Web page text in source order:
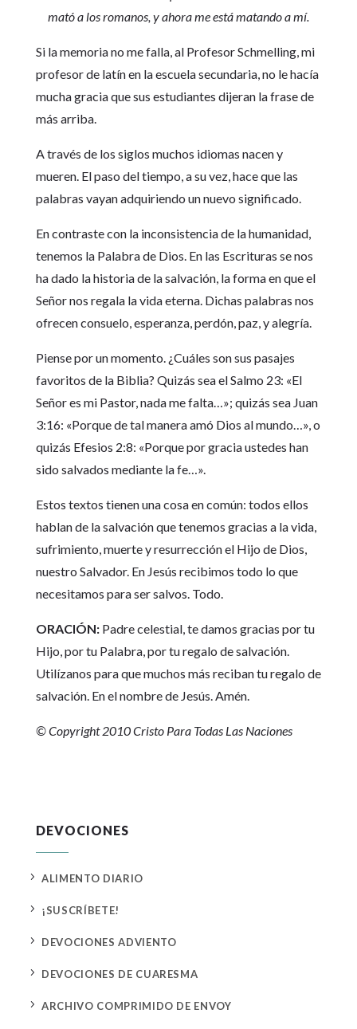
mató a los romanos, y ahora me está matando a mí.
Si la memoria no me falla, al Profesor Schmelling, mi
profesor de latín en la escuela secundaria, no le hacía
mucha gracia que sus estudiantes dijeran la frase de
más arriba.
A través de los siglos muchos idiomas nacen y
mueren. El paso del tiempo, a su vez, hace que las
palabras vayan adquiriendo un nuevo significado.
En contraste con la inconsistencia de la humanidad,
tenemos la Palabra de Dios. En las Escrituras se nos
ha dado la historia de la salvación, la forma en que el
Señor nos regala la vida eterna. Dichas palabras nos
ofrecen consuelo, esperanza, perdón, paz, y alegría.
Piense por un momento. ¿Cuáles son sus pasajes
favoritos de la Biblia? Quizás sea el Salmo 23: «El
Señor es mi Pastor, nada me falta…»; quizás sea Juan
3:16: «Porque de tal manera amó Dios al mundo…», o
quizás Efesios 2:8: «Porque por gracia ustedes han
sido salvados mediante la fe…».
Estos textos tienen una cosa en común: todos ellos
hablan de la salvación que tenemos gracias a la vida,
sufrimiento, muerte y resurrección el Hijo de Dios,
nuestro Salvador. En Jesús recibimos todo lo que
necesitamos para ser salvos. Todo.
ORACIÓN:Padre celestial, te damos gracias por tu
Hijo, por tu Palabra, por tu regalo de salvación.
Utilízanos para que muchos más reciban tu regalo de
salvación. En el nombre de Jesús. Amén.
© Copyright 2010 Cristo Para Todas Las Naciones
DEVOCIONES
5 ALIMENTO DIARIO
5 ¡SUSCRÍBETE!
5 DEVOCIONES ADVIENTO
5 DEVOCIONES DE CUARESMA
5 ARCHIVO COMPRIMIDO DE ENVOY